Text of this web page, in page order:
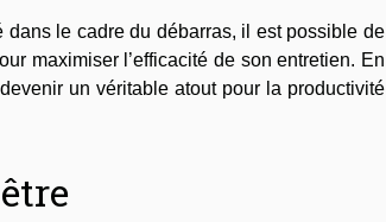
dans le cadre du débarras, il est possible de
maximiser l’efficacité de son entretien. En
un véritable atout pour la productivité